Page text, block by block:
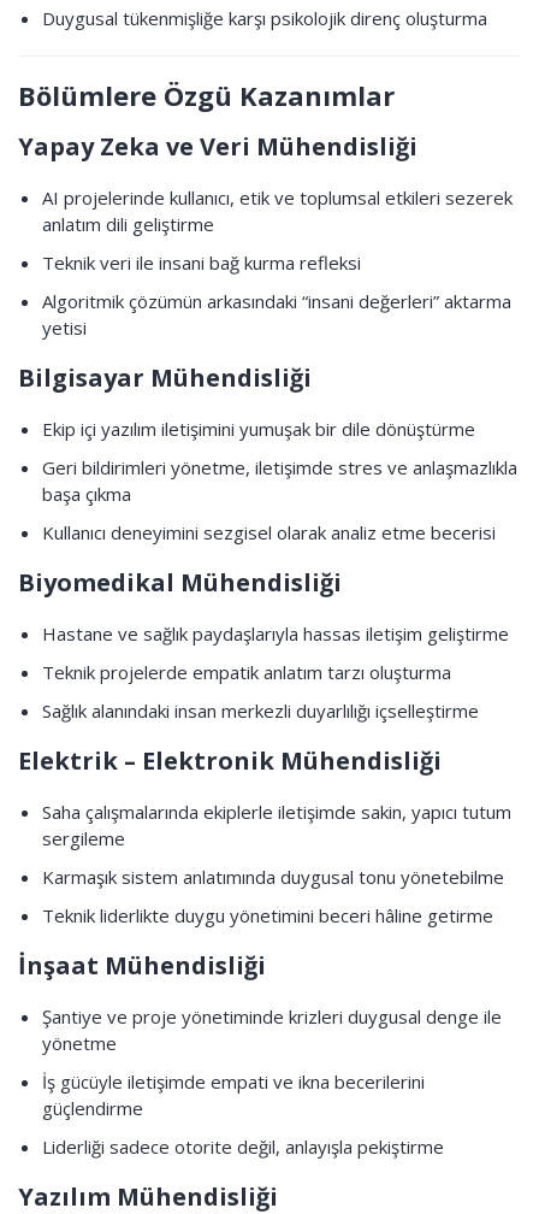
Duygusal tükenmişliğe karşı psikolojik direnç oluşturma
Bölümlere Özgü Kazanımlar
Yapay Zeka ve Veri Mühendisliği
AI projelerinde kullanıcı, etik ve toplumsal etkileri sezerek
anlatım dili geliştirme
Teknik veri ile insani bağ kurma refleksi
Algoritmik çözümün arkasındaki “insani değerleri” aktarma
yetisi
Bilgisayar Mühendisliği
Ekip içi yazılım iletişimini yumuşak bir dile dönüştürme
Geri bildirimleri yönetme, iletişimde stres ve anlaşmazlıkla
başa çıkma
Kullanıcı deneyimini sezgisel olarak analiz etme becerisi
Biyomedikal Mühendisliği
Hastane ve sağlık paydaşlarıyla hassas iletişim geliştirme
Teknik projelerde empatik anlatım tarzı oluşturma
Sağlık alanındaki insan merkezli duyarlılığı içselleştirme
Elektrik – Elektronik Mühendisliği
Saha çalışmalarında ekiplerle iletişimde sakin, yapıcı tutum
sergileme
Karmaşık sistem anlatımında duygusal tonu yönetebilme
Teknik liderlikte duygu yönetimini beceri hâline getirme
İnşaat Mühendisliği
Şantiye ve proje yönetiminde krizleri duygusal denge ile
yönetme
İş gücüyle iletişimde empati ve ikna becerilerini
güçlendirme
Liderliği sadece otorite değil, anlayışla pekiştirme
Yazılım Mühendisliği